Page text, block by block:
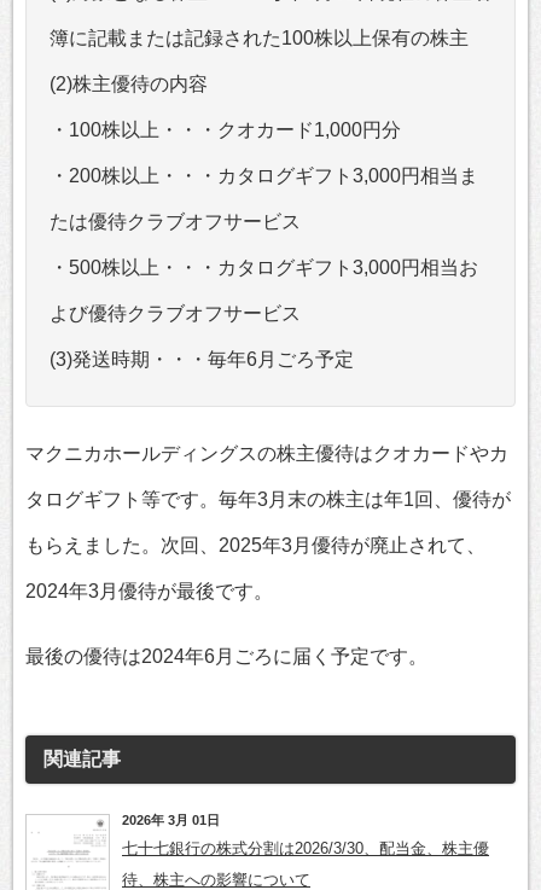
簿に記載または記録された100株以上保有の株主
(2)株主優待の内容
・100株以上・・・クオカード1,000円分
・200株以上・・・カタログギフト3,000円相当ま
たは優待クラブオフサービス
・500株以上・・・カタログギフト3,000円相当お
よび優待クラブオフサービス
(3)発送時期・・・毎年6月ごろ予定
マクニカホールディングスの株主優待はクオカードやカ
タログギフト等です。毎年3月末の株主は年1回、優待が
もらえました。次回、2025年3月優待が廃止されて、
2024年3月優待が最後です。
最後の優待は2024年6月ごろに届く予定です。
関連記事
2026年 3月 01日
七十七銀行の株式分割は2026/3/30、配当金、株主優
待、株主への影響について